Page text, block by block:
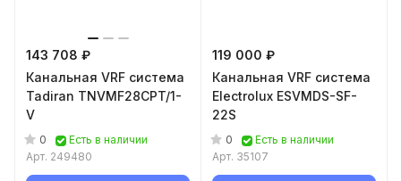
143 708 ₽
Канальная VRF система
Tadiran TNVMF28CPT/1-
V
0
Есть в наличии
Арт. 249480
119 000 ₽
Канальная VRF система
Electrolux ESVMDS-SF-
22S
0
Есть в наличии
Арт. 35107